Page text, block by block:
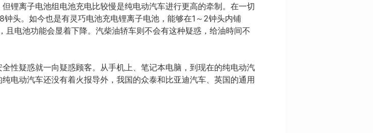
锂离子电池组电池充电比较慢是纯电动汽车进行更高的牵制。在一切
头。如今也是有灵巧电池充电锂离子电池，能够在1～2钟头内铺
电池功能会显着下降。汽柴油轿车则不会有这种疑惑，给油時间不
性疑惑就一向疑惑顾客。从手机上、笔记本电脑，到现在的纯电动汽
电动汽车还没有着火报导外，我国的众泰和比亚迪汽车、英国的通用